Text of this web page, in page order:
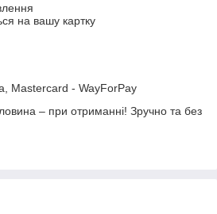
на вашу картку
Mastercard - WayForPay
– при отриманні! Зручно та без